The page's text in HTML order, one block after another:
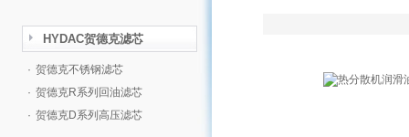
HYDAC贺德克滤芯
· 贺德克不锈钢滤芯
· 贺德克R系列回油滤芯
· 贺德克D系列高压滤芯